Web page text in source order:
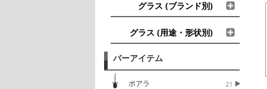
グラス (ブランド別)
グラス (用途・形状別)
バーアイテム
ポアラ 21